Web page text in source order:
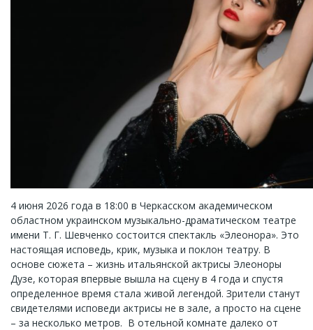
4 июня 2026 года в 18:00 в Черкасском академическом
областном украинском музыкально-драматическом театре
имени Т. Г. Шевченко состоится спектакль «Элеонора». Это
настоящая исповедь, крик, музыка и поклон театру. В
основе сюжета – жизнь итальянской актрисы Элеоноры
Дузе, которая впервые вышла на сцену в 4 года и спустя
определенное время стала живой легендой. Зрители станут
свидетелями исповеди актрисы не в зале, а просто на сцене
– за несколько метров. В отельной комнате далеко от